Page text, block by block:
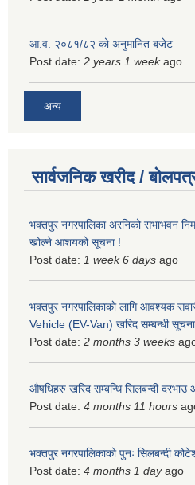
आ.व. २०८१/८२ को अनुमानित बजेट
Post date: 2 years 1 weekago
अन्य
सार्वजनिक खरीद /
भक्तपुर नगरपालिका अरनिको सभाभवन
खोल्ने आशयको सूचना !
Post date: 1 week 6 days ago
भक्तपुर नगरपालिकाकाे लागि आवश्यक
Vehicle (EV-Van) खरिद सम्बन्धी
Post date: 2 months 3 weeks
औषधिहरु खरिद सम्बन्धि सिलबन्दी दरभाउ
Post date: 4 months 11 hours
भक्तपुर नगरपालिकाको पुनः सिलबन्दी
Post date: 4 months 1 dayago